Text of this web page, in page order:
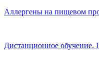
Аллергены на пищевом
Дистанционное